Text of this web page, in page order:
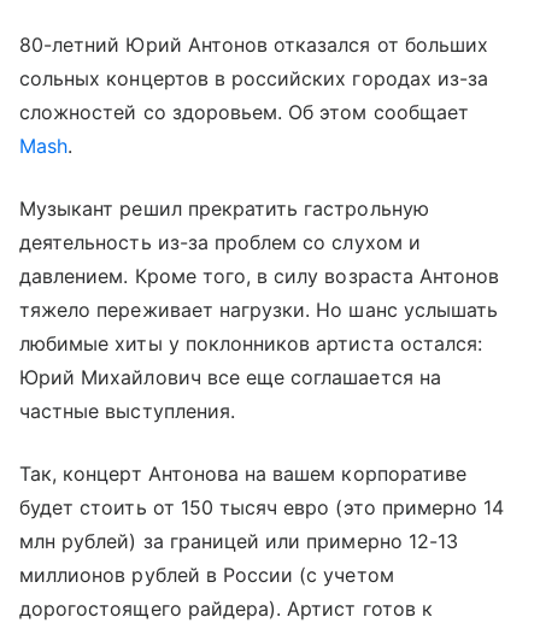
80-летний Юрий Антонов отказался от больших
сольных концертов в российских городах из-за
сложностей со здоровьем. Об этом сообщает
Mash.
Музыкант решил прекратить гастрольную
деятельность из-за проблем со слухом и
давлением. Кроме того, в силу возраста Антонов
тяжело переживает нагрузки. Но шанс услышать
любимые хиты у поклонников артиста остался:
Юрий Михайлович все еще соглашается на
частные выступления.
Так, концерт Антонова на вашем корпоративе
будет стоить от 150 тысяч евро (это примерно 14
млн рублей) за границей или примерно 12-13
миллионов рублей в России (с учетом
дорогостоящего райдера). Артист готов к